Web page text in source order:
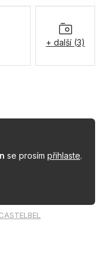
se prosím přihlaste.
+ další (3)